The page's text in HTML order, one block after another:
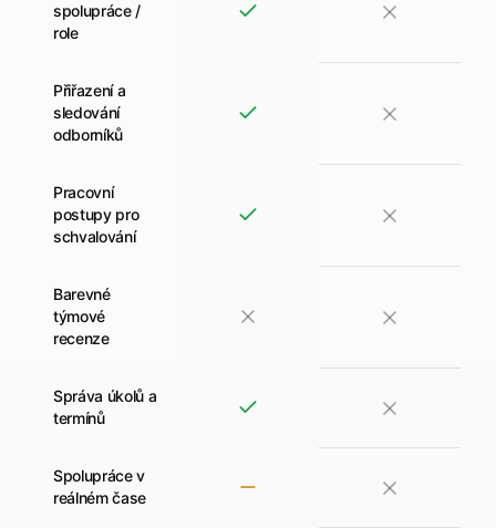
spolupráce /
role
Přiřazení a
sledování
odborníků
Pracovní
postupy pro
schvalování
Barevné
týmové
recenze
Správa úkolů a
termínů
Spolupráce v
reálném čase